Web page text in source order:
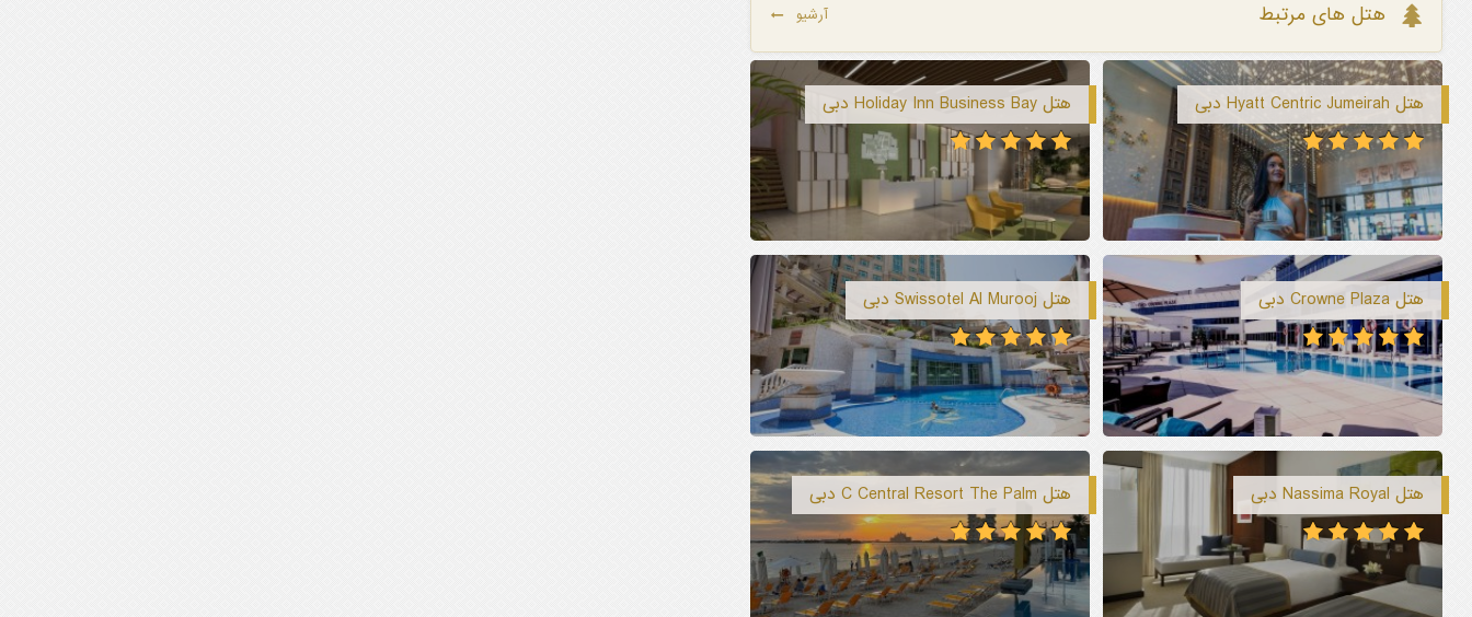
هتل های مرتبط آرشیو
هتل Hyatt Centric Jumeirah دبی هتل Holiday Inn Business Bay دبی
هتل Crowne Plaza دبی هتل Swissotel Al Murooj دبی
هتل Nassima Royal دبی هتل C Central Resort The Palm دبی